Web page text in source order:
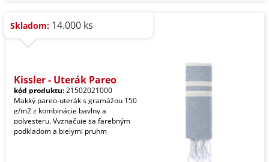
Skladom: 14.000 ks
Kissler - Uterák Pareo
kód produktu:21502021000
Mäkký pareo-uterák s gramážou 150
g/m2 z kombinácie bavlny a
polyesteru. Vyznačuje sa farebným
podkladom a bielymi pruhm